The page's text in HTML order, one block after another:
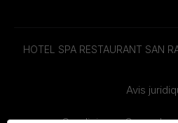
HOTEL SPA RESTAURANT SAN
Avis